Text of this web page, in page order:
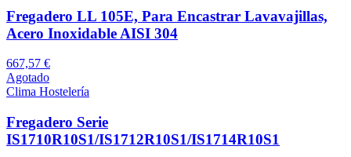
Fregadero LL 105E, Para Encastrar Lavavajillas,
Acero Inoxidable AISI 304
667,57 €
Agotado
Clima Hostelería
Fregadero Serie
IS1710R10S1/IS1712R10S1/IS1714R10S1